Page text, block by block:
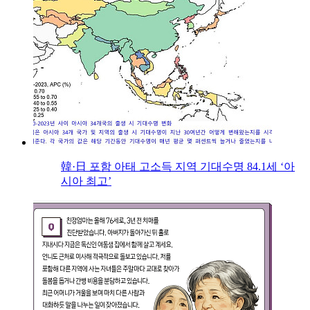
韓·日 포함 아태 고소득 지역 기대수명 84.1세 ‘아
시아 최고’